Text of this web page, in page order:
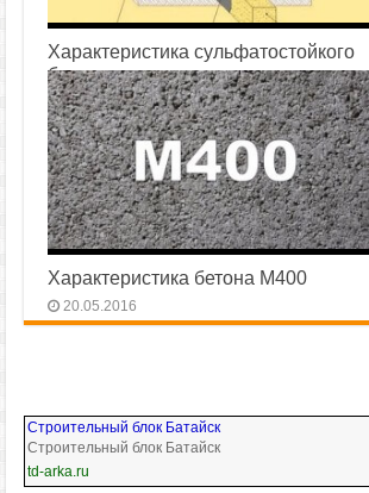
Характеристика сульфатостойкого
бетона
23.07.2016
Характеристика бетона М400
20.05.2016
Строительный блок Батайск
Строительный блок Батайск
td-arka.ru